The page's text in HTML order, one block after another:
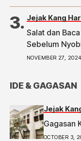
2 Ketua RW di
Politic ke
https://
ketua-rw-di-
Jejak Kang
Salat dan
Sebelum
NOVEMBER 27, 2024
IDE & GAGASAN
Jejak
Gagasan
OCTOBER 3,